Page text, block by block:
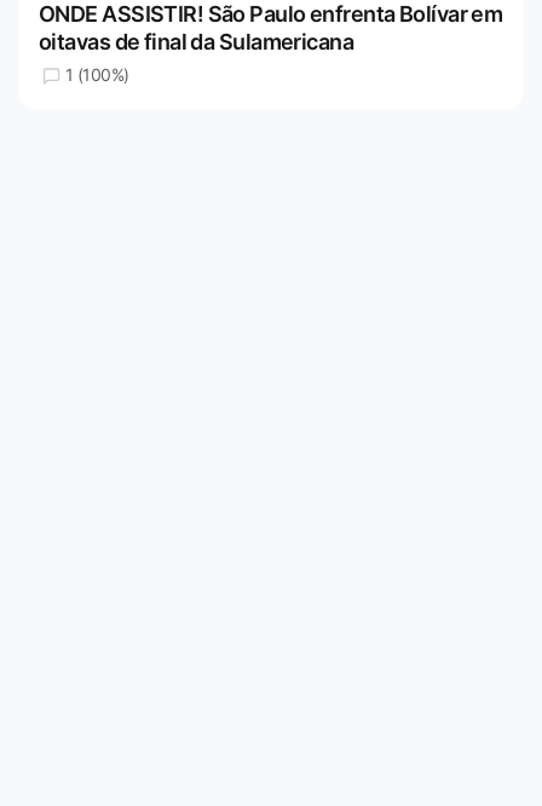
ONDE ASSISTIR! São Paulo enfrenta Bolívar em
oitavas de final da Sulamericana
1 (100%)